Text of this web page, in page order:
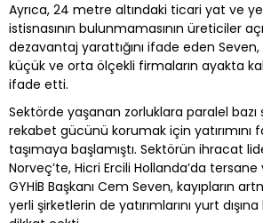
Ayrıca, 24 metre altındaki ticari yat ve
istisnasının bulunmamasının üreticiler
dezavantaj yarattığını ifade eden
küçük ve orta ölçekli firmaların ayakta
ifade etti.
Sektörde yaşanan zorluklara paralel bazı
rekabet gücünü korumak için yatırımını
taşımaya başlamıştı. Sektörün ihracat
Norveç’te, Hicri Ercili Hollanda’da tersane
GYHİB Başkanı Cem Seven, kayıpların
yerli şirketlerin de yatırımlarını yurt